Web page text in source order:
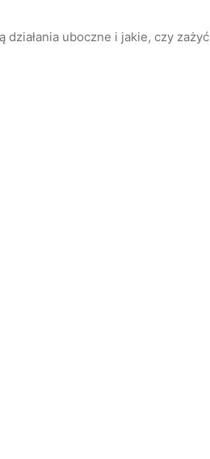
uboczne i jakie, czy zażyć